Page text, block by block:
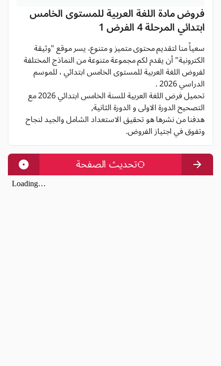
فروض مادة اللغة العربية للمستوى الخامس
ابتدائي المرحلة 4 الفرض 1
سعياً منا لتقديم محتوى متميز و متنوع، يسر موقع "وثيقة
الكترونية" أن يقدم لكم مجموعة متنوعة من النماذج المختلفة
لفروض اللغة العربية للمستوى الخامس ابتدائي ، للموسم
الدراسي 2026 .
تحميل فرض اللغة العربية للسنة الخامس ابتدائي 2026 مع
التصحيح الدورة الاولى و الدورة الثانية,
هدفنا من نشرها هو تحقيق الاستعداد الشامل والجيد لنجاح
وتفوق في اجتياز الفروض.
تحديث الصفحة